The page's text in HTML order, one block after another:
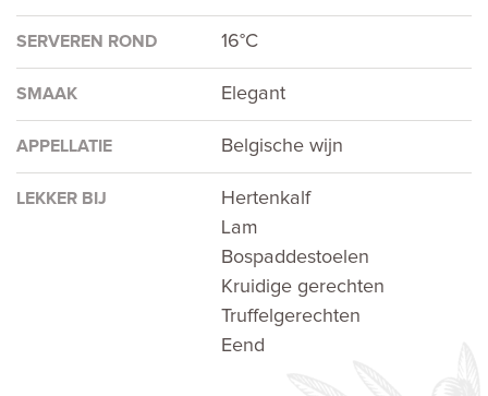
SERVEREN ROND 16°C
SMAAK Elegant
APPELLATIE Belgische wijn
LEKKER BIJ
Hertenkalf
Lam
Bospaddestoelen
Kruidige gerechten
Truffelgerechten
Eend